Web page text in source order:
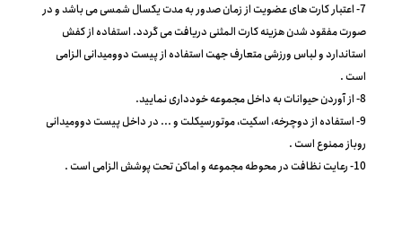
7- اعتبار کارت های عضویت از زمان صدور به مدت یکسال شمسی می باشد و در
صورت مفقود شدن هزینه کارت المثنی دریافت می گردد. استفاده از کفش
استاندارد و لباس ورزشی متعارف جهت استفاده از پیست دوومیدانی الزامی
است .
8- از آوردن حیوانات به داخل مجموعه خودداری نمایید.
9- استفاده از دوچرخه، اسکیت، موتورسیکلت و ... در داخل پیست دوومیدانی
روباز ممنوع است .
10- رعایت نظافت در محوطه مجموعه و اماکن تحت پوشش الزامی است .